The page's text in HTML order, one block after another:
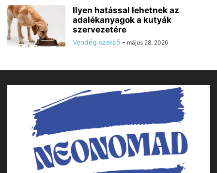
Ilyen hatással lehetnek az
adalékanyagok a kutyák
szervezetére
Vendég szerző - május 28, 2026